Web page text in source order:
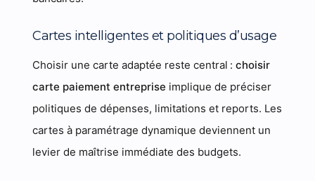
Cartes intelligentes et politiques d’usage
Choisir une carte adaptée reste central :choisir
carte paiement entreprise implique de préciser
politiques de dépenses, limitations et reports. Les
cartes à paramétrage dynamique deviennent un
levier de maîtrise immédiate des budgets.